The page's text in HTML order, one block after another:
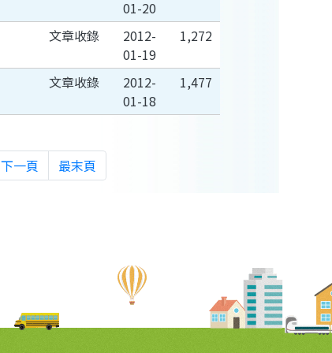
01-20
文章收錄
2012-
01-19
1,272
文章收錄
2012-
01-18
1,477
下一頁 最末頁